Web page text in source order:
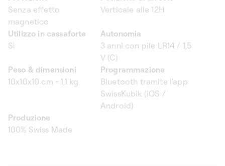
Senza effetto
magnetico
Verticale alle 12H
Utilizzo in cassaforte
Sì
Autonomia
3 anni con pile LR14 / 1,5
V (C)
Peso & dimensioni
10x10x10 cm - 1,1 kg
Programmazione
Bluetooth tramite l'app
SwissKubik (iOS /
Android)
Produzione
100% Swiss Made